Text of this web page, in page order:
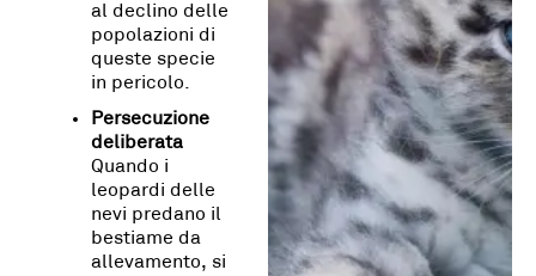
al declino delle
popolazioni di
queste specie
in pericolo.
Persecuzione
deliberata
Quando i
leopardi delle
nevi predano il
bestiame da
allevamento, si